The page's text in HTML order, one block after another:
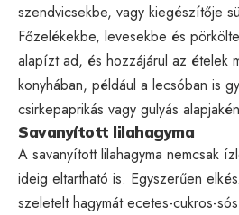
szendvicsekbe, vagy kiegészítője
Főzelékekbe, levesekbe és
alapízt ad, és hozzájárul az ételek
konyhában, például a lecsóban is
csirkepaprikás vagy gulyás
Savanyított lilahagyma
A savanyított lilahagyma nemcsak
ideig eltartható is. Egyszerűen
szeletelt hagymát ecetes-cukros-